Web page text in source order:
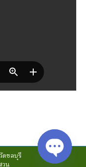
ดชลบุรี
วน